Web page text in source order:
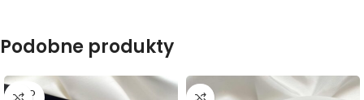
Podobne produkty
SOLD